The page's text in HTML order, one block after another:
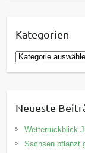
Kategorien
K
a
g
o
r
Neueste
Wetterrückblick
Sachsen pflanzt